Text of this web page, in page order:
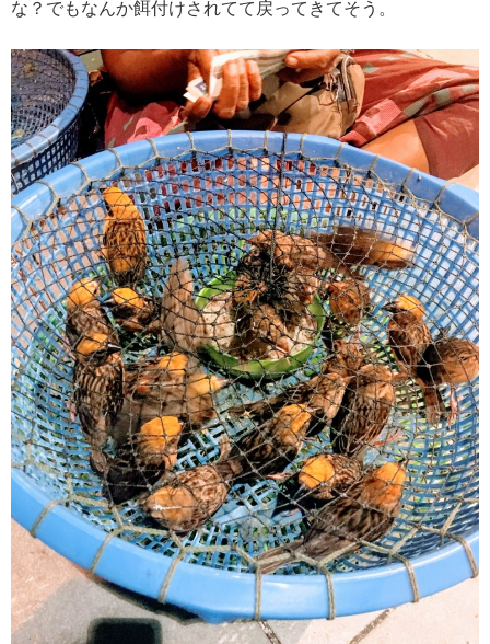
な？でもなんか餌付けされてて戻ってきてそう。